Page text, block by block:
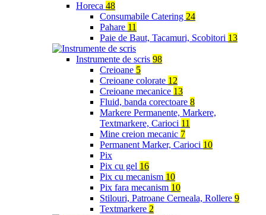
Horeca 48
Consumabile Catering 24
Pahare 11
Paie de Baut, Tacamuri, Scobitori 13
Instrumente de scris 98
Creioane 5
Creioane colorate 12
Creioane mecanice 13
Fluid, banda corectoare 8
Markere Permanente, Markere,
Textmarkere, Carioci 11
Mine creion mecanic 7
Permanent Marker, Carioci 10
Pix
Pix cu gel 16
Pix cu mecanism 10
Pix fara mecanism 10
Stilouri, Patroane Cerneala, Rollere 9
Textmarkere 2